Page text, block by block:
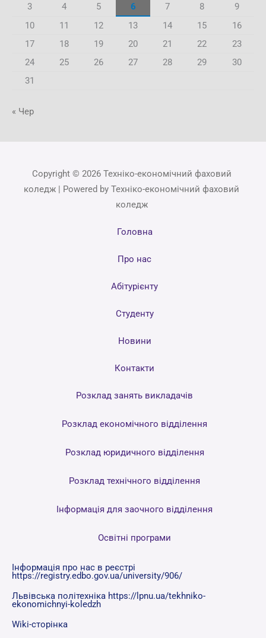
3
4 5 6 7 8
9
10
11 12 13 14 15
16
17
18 19 20 21 22
23
24
25 26 27 28 29
30
31
« Чер
Copyright © 2026 Техніко-економічний фаховий
коледж | Powered by Техніко-економічний фаховий
коледж
Головна
Про нас
Абітурієнту
Студенту
Новини
Контакти
Розклад занять викладачів
Розклад економічного відділення
Розклад юридичного відділення
Розклад технічного відділення
Інформація для заочного відділення
Освітні програми
Інформація про нас в реєстрі
https://registry.edbo.gov.ua/university/906/
Львівська політехніка https://lpnu.ua/tekhniko-
ekonomichnyi-koledzh
Wiki-сторінка